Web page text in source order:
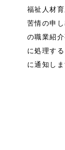
福祉人材
苦情の申
の職業紹
に処理す
に通知しま